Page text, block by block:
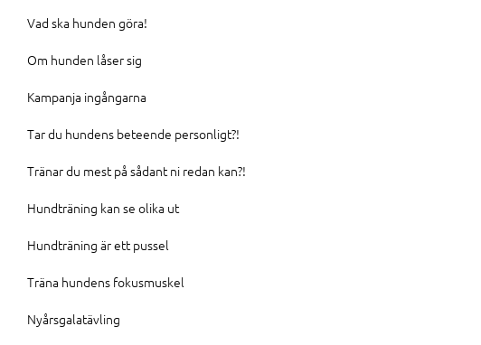
Vad ska hunden göra!
Om hunden låser sig
Kampanja ingångarna
Tar du hundens beteende personligt?!
Tränar du mest på sådant ni redan kan?!
Hundträning kan se olika ut
Hundträning är ett pussel
Träna hundens fokusmuskel
Nyårsgalatävling